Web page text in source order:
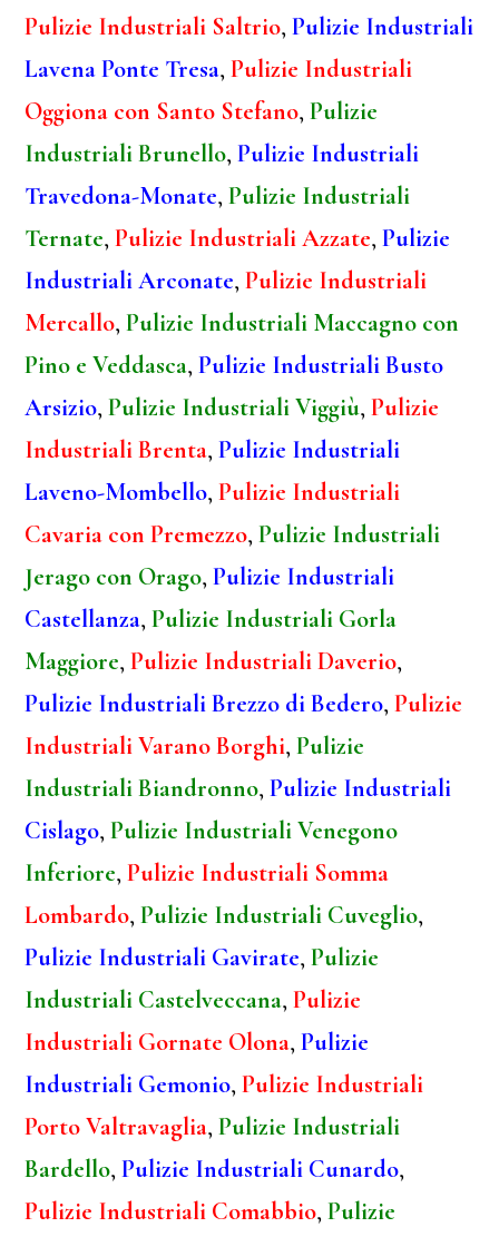
Pulizie Industriali Saltrio,Pulizie Industriali
Lavena Ponte Tresa,Pulizie Industriali
Oggiona con Santo Stefano,Pulizie
Industriali Brunello,Pulizie Industriali
Travedona-Monate,Pulizie Industriali
Ternate,Pulizie Industriali Azzate,Pulizie
Industriali Arconate,Pulizie Industriali
Mercallo,Pulizie Industriali Maccagno con
Pino e Veddasca,Pulizie Industriali Busto
Arsizio,Pulizie Industriali Viggiù,Pulizie
Industriali Brenta,Pulizie Industriali
Laveno-Mombello,Pulizie Industriali
Cavaria con Premezzo,Pulizie Industriali
Jerago con Orago,Pulizie Industriali
Castellanza,Pulizie Industriali Gorla
Maggiore,Pulizie Industriali Daverio,
Pulizie Industriali Brezzo di Bedero,Pulizie
Industriali Varano Borghi,Pulizie
Industriali Biandronno,Pulizie Industriali
Cislago,Pulizie Industriali Venegono
Inferiore,Pulizie Industriali Somma
Lombardo,Pulizie Industriali Cuveglio,
Pulizie Industriali Gavirate,Pulizie
Industriali Castelveccana,Pulizie
Industriali Gornate Olona,Pulizie
Industriali Gemonio,Pulizie Industriali
Porto Valtravaglia,Pulizie Industriali
Bardello,Pulizie Industriali Cunardo,
Pulizie Industriali Comabbio,Pulizie